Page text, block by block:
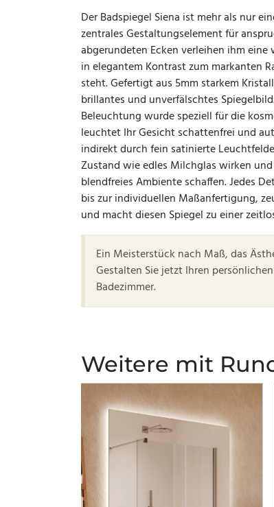
Der Badspiegel Siena ist mehr als nur
zentrales Gestaltungselement für
abgerundeten Ecken verleihen ihm
in elegantem Kontrast zum markanten
steht. Gefertigt aus 5mm starkem
brillantes und unverfälschtes
Beleuchtung wurde speziell für die
leuchtet Ihr Gesicht schattenfrei und
indirekt durch fein satinierte
Zustand wie edles Milchglas wirken
blendfreies Ambiente schaffen. Jedes
bis zur individuellen Maßanfertigung,
und macht diesen Spiegel zu einer
Ein Meisterstück nach Maß, das
Gestalten Sie jetzt Ihren
Badezimmer.
Weitere mit